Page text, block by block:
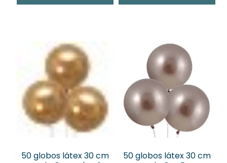
50 globos látex 30 cm
50 globos látex 30 cm